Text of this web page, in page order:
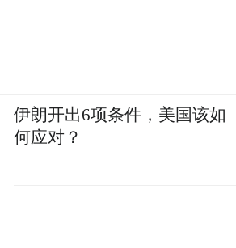
伊朗开出6项条件，美国该如
何应对？